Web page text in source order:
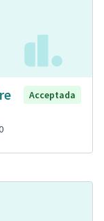
Acceptada